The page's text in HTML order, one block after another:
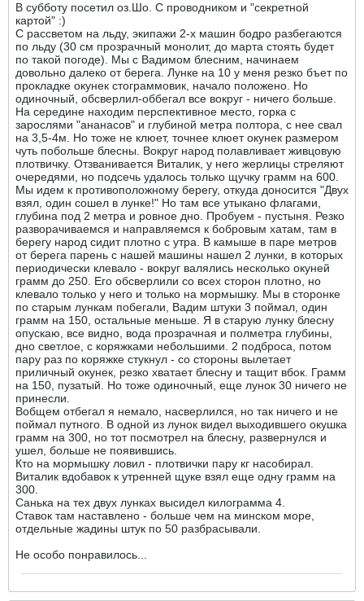
В субботу посетил оз.Шо. С проводником и "секретной
картой" :)
С рассветом на льду, экипажи 2-х машин бодро разбегаются
по льду (30 см прозрачный монолит, до марта стоять будет
по такой погоде). Мы с Вадимом блесним, начинаем
довольно далеко от берега. Лунке на 10 у меня резко бъет по
прокладке окунек стограммовик, начало положено. Но
одиночный, обсверлил-оббегал все вокруг - ничего больше.
На середине находим перспективное место, горка с
зарослями "ананасов" и глубиной метра полтора, с нее свал
на 3,5-4м. Но тоже не клюет, точнее клюет окунек размером
чуть побольше блесны. Вокруг народ полавливает живцовую
плотвичку. Отзванивается Виталик, у него жерлицы стреляют
очередями, но подсечь удалось только щучку грамм на 600.
Мы идем к противоположному берегу, откуда доносится "Двух
взял, один сошел в лунке!" Но там все утыкано флагами,
глубина под 2 метра и ровное дно. Пробуем - пустыня. Резко
разворачиваемся и направляемся к бобровым хатам, там в
берегу народ сидит плотно с утра. В камыше в паре метров
от берега парень с нашей машины нашел 2 лунки, в которых
периодически клевало - вокруг валялись несколько окуней
грамм до 250. Его обсверлили со всех сторон плотно, но
клевало только у него и только на мормышку. Мы в сторонке
по старым лункам побегали, Вадим штуки 3 поймал, один
грамм на 150, остальные меньше. Я в старую лунку блесну
опускаю, все видно, вода прозрачная и полметра глубины,
дно светлое, с коряжками небольшими. 2 подброса, потом
пару раз по коряжке стукнул - со стороны вылетает
приличный окунек, резко хватает блесну и тащит вбок. Грамм
на 150, пузатый. Но тоже одиночный, еще лунок 30 ничего не
принесли.
Вобщем отбегал я немало, насверлился, но так ничего и не
поймал путного. В одной из лунок видел выходившего окушка
грамм на 300, но тот посмотрел на блесну, развернулся и
ушел, больше не появившись.
Кто на мормышку ловил - плотвички пару кг насобирал.
Виталик вдобавок к утренней щуке взял еще одну грамм на
300.
Санька на тех двух лунках высидел килограмма 4.
Ставок там наставлено - больше чем на минском море,
отдельные жадины штук по 50 разбрасывали.
Не особо понравилось...